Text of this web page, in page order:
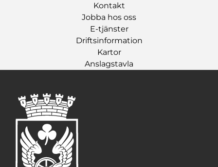
Kontakt
Jobba hos oss
E-tjänster
Driftsinformation
Kartor
Anslagstavla